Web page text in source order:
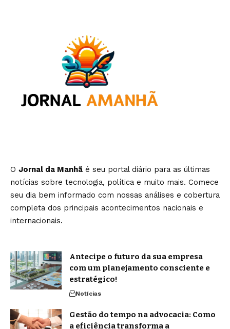
O Jornal da Manhã é seu portal diário para as últimas
notícias sobre tecnologia, política e muito mais. Comece
seu dia bem informado com nossas análises e cobertura
completa dos principais acontecimentos nacionais e
internacionais.
Antecipe o futuro da sua empresa
com um planejamento consciente e
estratégico!
Notícias
Gestão do tempo na advocacia: Como
a eficiência transforma a